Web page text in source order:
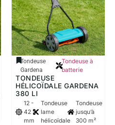
Tondeuse
Gardena
Tondeuse à
batterie
TONDEUSE
HÉLICOÏDALE GARDENA
380 LI
12 -
42
mm
Tondeuse
lame
hélicoïdale
Tondeuse
jusqu’à
300 m²